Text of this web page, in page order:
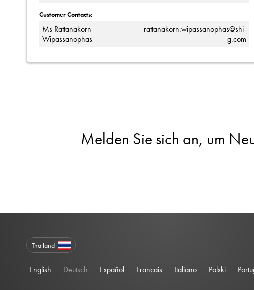
Customer Contacts:
Ms Rattanakorn
Wipassanophas
rattanakorn.wipassanophas@shi-
g.com
Melden Sie sich an, um
Thailand
English Deutsch Español Français Italiano Polski